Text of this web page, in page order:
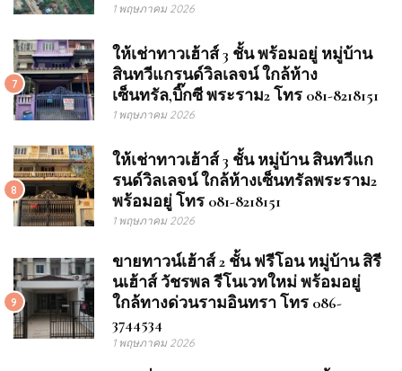
1 พฤษภาคม 2026
7
ให้เช่าทาวเฮ้าส์ 3 ชั้น พร้อมอยู่ หมู่บ้าน
สินทวีแกรนด์วิลเลจน์ ใกล้ห้าง
เซ็นทรัล,บิ๊กซี พระราม2 โทร 081-8218151
1 พฤษภาคม 2026
8
ให้เช่าทาวเฮ้าส์ 3 ชั้น หมู่บ้าน สินทวีแก
รนด์วิลเลจน์ ใกล้ห้างเซ็นทรัลพระราม2
พร้อมอยู่ โทร 081-8218151
1 พฤษภาคม 2026
9
ขายทาวน์เฮ้าส์ 2 ชั้น ฟรีโอน หมู่บ้าน สิรี
นเฮ้าส์ วัชรพล รีโนเวทใหม่ พร้อมอยู่
ใกล้ทางด่วนรามอินทรา โทร 086-
3744534
1 พฤษภาคม 2026